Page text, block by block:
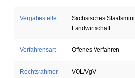
Vergabestelle
Sächsisches
Landwirtschaft
Verfahrensart Offenes Verfahren
Rechtsrahmen VOL/VgV